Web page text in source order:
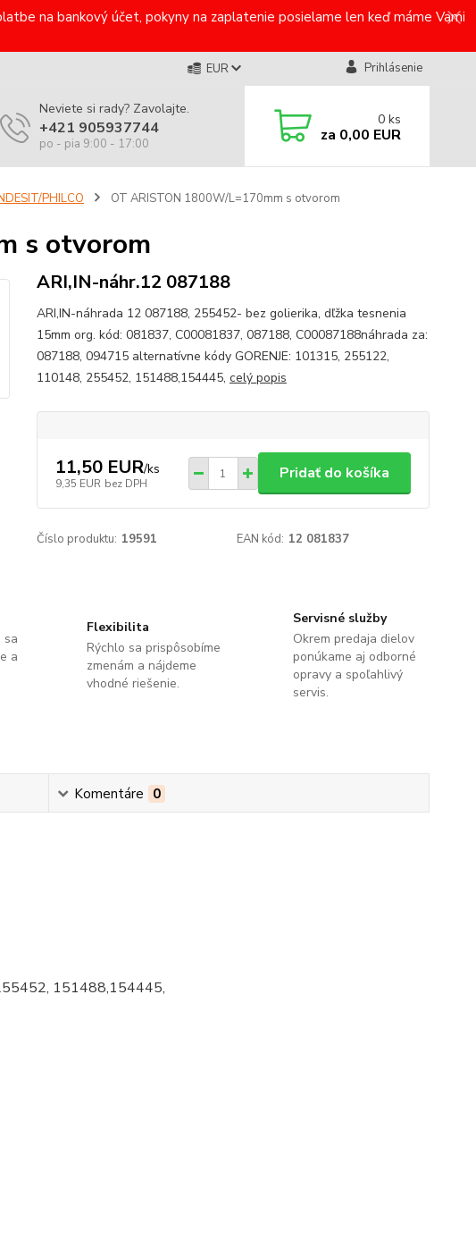
na bankový účet, pokyny na zaplatenie posielame len keď máme Vami
EUR Prihlásenie
Neviete si rady? Zavolajte.
+421 905937744
po - pia 9:00 - 17:00
0 ks
za 0,00 EUR
PHILCO OT ARISTON 1800W/L=170mm s otvorom
s otvorom
ARI,IN-náhr.12 087188
ARI,IN-náhrada 12 087188, 255452- bez golierika, dľžka tesnenia
15mm org. kód: 081837, C00081837, 087188, C00087188náhrada za:
087188, 094715 alternatívne kódy GORENJE: 101315, 255122,
110148, 255452, 151488,154445, celý popis
11,50 EUR/ks
9,35 EUR bez DPH
Pridať do košíka
Číslo produktu: 19591 EAN kód: 12 081837
sa
a
Flexibilita
Rýchlo sa prispôsobíme
zmenám a nájdeme
vhodné riešenie.
Servisné služby
Okrem predaja dielov
ponúkame aj odborné
opravy a spoľahlivý
servis.
Komentáre 0
151488,154445,